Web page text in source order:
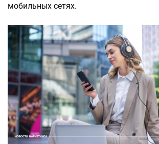
мобильных сетях.